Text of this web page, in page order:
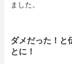
ました。
ダメだった！と
とに！